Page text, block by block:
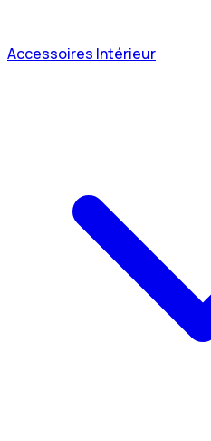
Accessoires Intérieur